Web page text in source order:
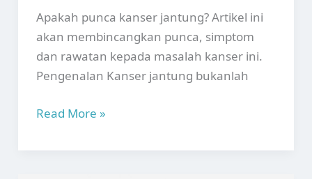
Apakah punca kanser jantung? Artikel ini
akan membincangkan punca, simptom
dan rawatan kepada masalah kanser ini.
Pengenalan Kanser jantung bukanlah
Kanser
Punca,
Read More »